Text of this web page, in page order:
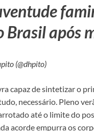
Brasil após
(@dhpito)
capaz de sintetizar o
necessário. Pleno
até o limite do
acorde empurra os